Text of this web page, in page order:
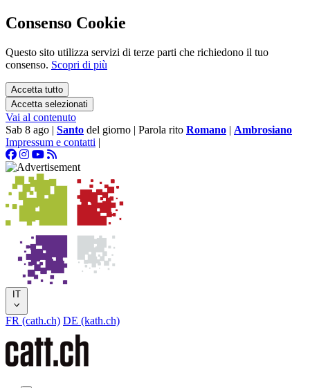
Consenso Cookie
Questo sito utilizza servizi di terze parti che richiedono il tuo
consenso. Scopri di più
Accetta tutto
Accetta selezionati
Vai al contenuto
Sab 8 ago | Santo del giorno | Parola rito Romano | Ambrosiano
Impressum e contatti |
IT
FR (cath.ch) DE (kath.ch)